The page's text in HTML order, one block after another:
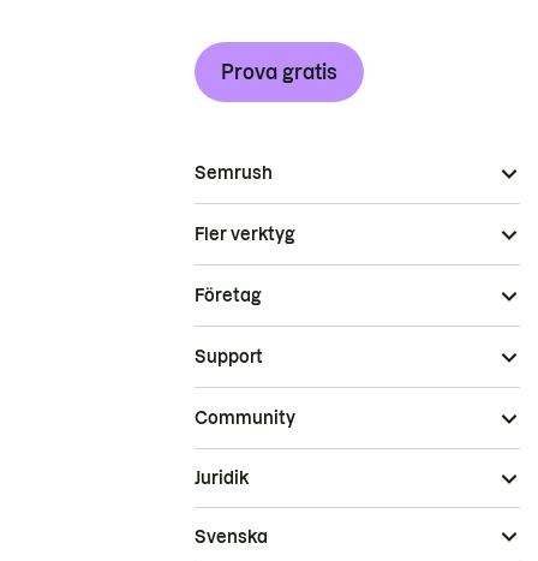
Prova gratis
Semrush
Fler verktyg
Företag
Support
Community
Juridik
Svenska